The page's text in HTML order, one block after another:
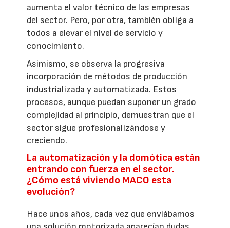
aumenta el valor técnico de las empresas
del sector. Pero, por otra, también obliga a
todos a elevar el nivel de servicio y
conocimiento.
Asimismo, se observa la progresiva
incorporación de métodos de producción
industrializada y automatizada. Estos
procesos, aunque puedan suponer un grado
complejidad al principio, demuestran que el
sector sigue profesionalizándose y
creciendo.
La automatización y la domótica están
entrando con fuerza en el sector.
¿Cómo está viviendo MACO esta
evolución?
Hace unos años, cada vez que enviábamos